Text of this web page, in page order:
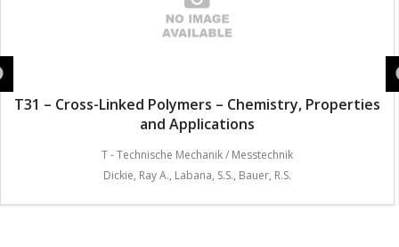
T31 – Cross-Linked Polymers – Chemistry, Properties
and Applications
T - Technische Mechanik / Messtechnik
Dickie, Ray A., Labana, S.S., Bauer, R.S.